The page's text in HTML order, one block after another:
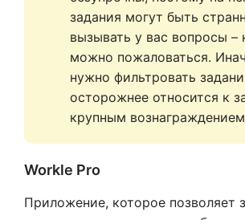
задания могут быть
вызывать у вас вопросы –
можно пожаловаться.
нужно фильтровать
осторожнее относится к
крупным
Workle Pro
Приложение, которое позволяет